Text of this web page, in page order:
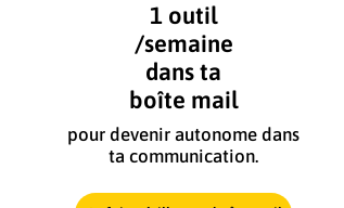
1 outil
/semaine
dans ta
boîte mail
pour devenir autonome dans
ta communication.